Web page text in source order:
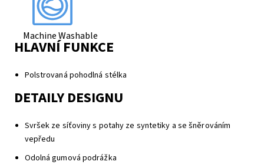
Machine Washable
HLAVNÍ FUNKCE
Polstrovaná pohodlná stélka
DETAILY DESIGNU
Svršek ze síťoviny s potahy ze syntetiky a se šněrováním
vepředu
Odolná gumová podrážka